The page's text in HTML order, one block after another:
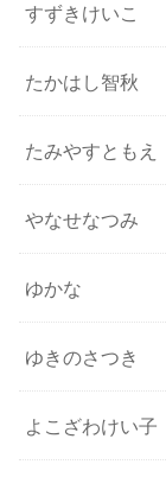
すずきけいこ
たかはし智秋
たみやすともえ
やなせなつみ
ゆかな
ゆきのさつき
よこざわけい子